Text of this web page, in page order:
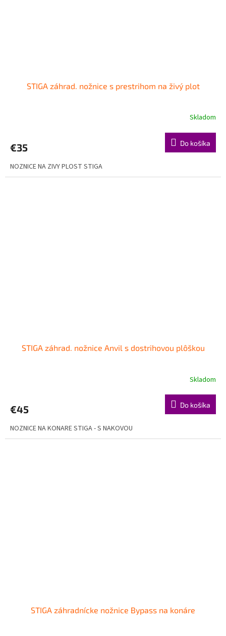
STIGA záhrad. nožnice s prestrihom na živý plot
Skladom
€35 Do košíka
NOZNICE NA ZIVY PLOST STIGA
STIGA záhrad. nožnice Anvil s dostrihovou plôškou
Skladom
€45 Do košíka
NOZNICE NA KONARE STIGA - S NAKOVOU
STIGA záhradnícke nožnice Bypass na konáre